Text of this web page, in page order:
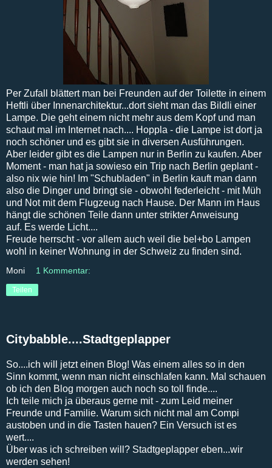
Per Zufall blättert man bei Freunden auf der Toilette in einem
Heftli über Innenarchitektur...dort sieht man das Bildli einer
Lampe. Die geht einem nicht mehr aus dem Kopf und man
schaut mal im Internet nach.... Hoppla - die Lampe ist dort ja
noch schöner und es gibt sie in diversen Ausführungen.
Aber leider gibt es die Lampen nur in Berlin zu kaufen. Aber
Moment - man hat ja sowieso ein Trip nach Berlin geplant -
also nix wie hin! Im "Schubladen" in Berlin kauft man dann
also die Dinger und bringt sie - obwohl federleicht - mit Müh
und Not mit dem Flugzeug nach Hause. Der Mann im Haus
hängt die schönen Teile dann unter strikter Anweisung
auf. Es werde Licht....
Freude herrscht - vor allem auch weil die bel+bo Lampen
wohl in keiner Wohnung in der Schweiz zu finden sind.
Moni 1 Kommentar:
Teilen
Citybabble....Stadtgeplapper
So....ich will jetzt einen Blog! Was einem alles so in den
Sinn kommt, wenn man nicht einschlafen kann. Mal schauen
ob ich den Blog morgen auch noch so toll finde....
Ich teile mich ja überaus gerne mit - zum Leid meiner
Freunde und Familie. Warum sich nicht mal am Compi
austoben und in die Tasten hauen? Ein Versuch ist es
wert....
Über was ich schreiben will? Stadtgeplapper eben...wir
werden sehen!